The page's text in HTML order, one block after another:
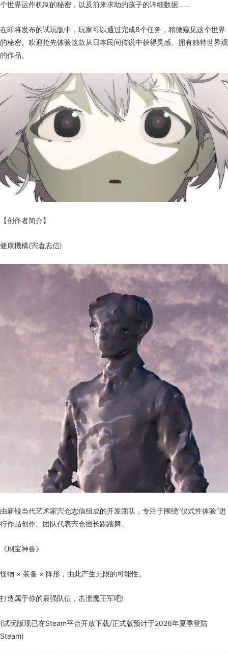
个世界运作机制的秘密，以及前来求助的孩子的详细数据……
在即将发布的试玩版中，玩家可以通过完成8个任务，稍微窥见这个世界
的秘密。欢迎抢先体验这款从日本民间传说中获得灵感、拥有独特世界观
的作品。
【创作者简介】
健康機構(宍倉志信)
由新锐当代艺术家宍仓志信组成的开发团队，专注于围绕“仪式性体验”进
行作品创作。团队代表宍仓擅长踢踏舞。
《刷宝神兽》
怪物 × 装备 × 阵形，由此产生无限的可能性。
打造属于你的最强队伍，击溃魔王军吧!
(试玩版现已在Steam平台开放下载/正式版预计于2026年夏季登陆
Steam)